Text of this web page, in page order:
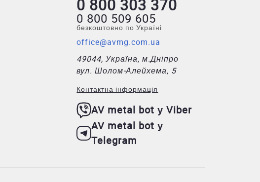
0 800 303 370
0 800 509 605
безкоштовно по Україні
office@avmg.com.ua
49044, Україна, м.Дніпро
вул. Шолом-Алейхема, 5
Контактна інформація
AV metal bot у Viber
AV metal bot у
Telegram